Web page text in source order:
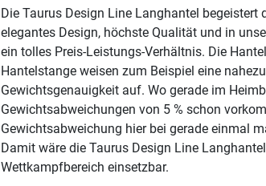
Die Taurus Design Line Langhantel begeistert
elegantes Design, höchste Qualität und in
ein tolles Preis-Leistungs-Verhältnis. Die
Hantelstange weisen zum Beispiel eine
Gewichtsgenauigkeit auf. Wo gerade im
Gewichtsabweichungen von 5 % schon
Gewichtsabweichung hier bei gerade einmal
Damit wäre die Taurus Design Line
Wettkampfbereich einsetzbar.